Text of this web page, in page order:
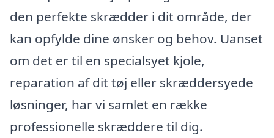
den perfekte skrædder i dit område, der
kan opfylde dine ønsker og behov. Uanset
om det er til en specialsyet kjole,
reparation af dit tøj eller skræddersyede
løsninger, har vi samlet en række
professionelle skræddere til dig.